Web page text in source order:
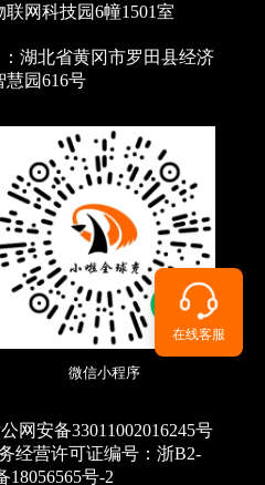
网科技园6幢1501室
湖北省黄冈市罗田县经济
慧园616号
微信小程序
在线客服
网安备33011002016245号
经营许可证编号： 浙B2-
18056565号-2